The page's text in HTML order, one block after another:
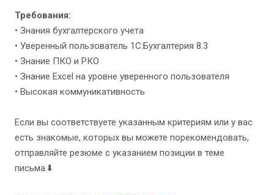
Требования:
• Знания бухгалтерского учета
• Уверенный пользователь 1С:Бухгалтерия 8.3
• Знание ПКО и РКО
• Знание Excel на уровне уверенного пользователя
• Высокая коммуникативность
Если вы соответствуете указанным критериям или у вас
есть знакомые, которых вы можете порекомендовать,
отправляйте резюме с указанием позиции в теме
письма.⬇️